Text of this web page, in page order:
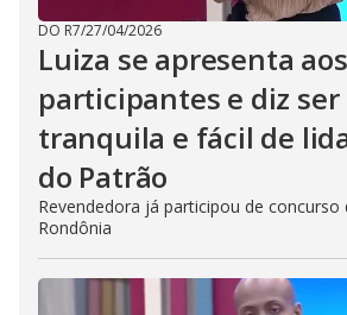
DO R7/27/04/2026
Luiza se apresenta aos
participantes e diz
tranquila e fácil de
do Patrão
Revendedora já participou de
Rondônia